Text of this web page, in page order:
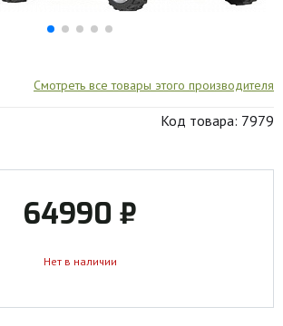
Смотреть все товары этого производителя
Код товара: 7979
64990 ₽
Нет в наличии